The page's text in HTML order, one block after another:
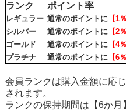
ランク
ポイント率
レギュラー 通常のポイントに【1％
シルバー
通常のポイントに【2％
ゴールド
通常のポイントに【4％
プラチナ
通常のポイントに【6％
会員ランクは購入金額に応
されます。
ランクの保持期間は【6か月